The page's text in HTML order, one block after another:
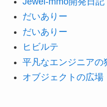
だいありー
だいありー
ヒビルテ
平凡なエンジニアの
オブジェクトの広場